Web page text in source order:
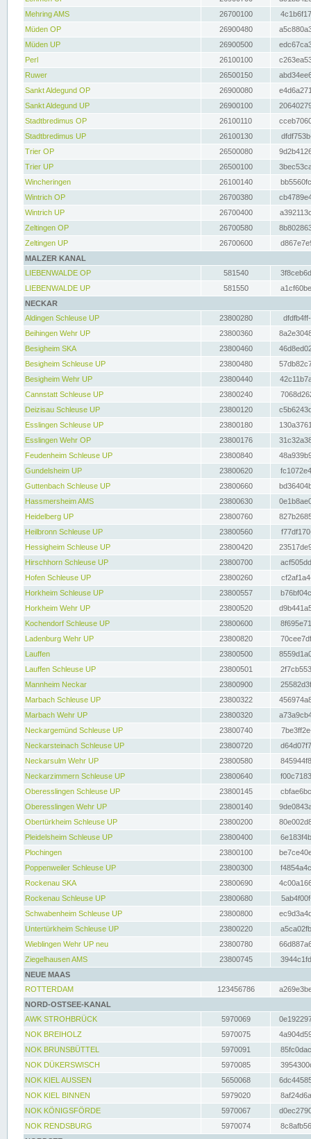
Mehring AMS
26700100
Müden OP
26900480
Müden UP
26900500
Perl
26100100
Ruwer
26500150
Sankt Aldegund OP
26900080
Sankt Aldegund UP
26900100
Stadtbredimus OP
26100110
Stadtbredimus UP
26100130
Trier OP
26500080
Trier UP
26500100
Wincheringen
26100140
Wintrich OP
26700380
Wintrich UP
26700400
Zeltingen OP
26700580
Zeltingen UP
26700600
MALZER KANAL
LIEBENWALDE OP
581540
LIEBENWALDE UP
581550
NECKAR
Aldingen Schleuse UP
23800280
Beihingen Wehr UP
23800360
Besigheim SKA
23800460
Besigheim Schleuse UP
23800480
Besigheim Wehr UP
23800440
Cannstatt Schleuse UP
23800240
Deizisau Schleuse UP
23800120
Esslingen Schleuse UP
23800180
Esslingen Wehr OP
23800176
Feudenheim Schleuse UP
23800840
Gundelsheim UP
23800620
Guttenbach Schleuse UP
23800660
Hassmersheim AMS
23800630
Heidelberg UP
23800760
Heilbronn Schleuse UP
23800560
Hessigheim Schleuse UP
23800420
Hirschhorn Schleuse UP
23800700
Hofen Schleuse UP
23800260
Horkheim Schleuse UP
23800557
Horkheim Wehr UP
23800520
Kochendorf Schleuse UP
23800600
Ladenburg Wehr UP
23800820
Lauffen
23800500
Lauffen Schleuse UP
23800501
Mannheim Neckar
23800900
Marbach Schleuse UP
23800322
Marbach Wehr UP
23800320
Neckargemünd Schleuse UP
23800740
Neckarsteinach Schleuse UP
23800720
Neckarsulm Wehr UP
23800580
Neckarzimmern Schleuse UP
23800640
Oberesslingen Schleuse UP
23800145
Oberesslingen Wehr UP
23800140
Obertürkheim Schleuse UP
23800200
Pleidelsheim Schleuse UP
23800400
Plochingen
23800100
Poppenweiler Schleuse UP
23800300
Rockenau SKA
23800690
Rockenau Schleuse UP
23800680
Schwabenheim Schleuse UP
23800800
Untertürkheim Schleuse UP
23800220
Wieblingen Wehr UP neu
23800780
Ziegelhausen AMS
23800745
NEUE MAAS
ROTTERDAM
123456786
NORD-OSTSEE-KANAL
AWK STROHBRÜCK
5970069
NOK BREIHOLZ
5970075
NOK BRUNSBÜTTEL
5970091
NOK DÜKERSWISCH
5970085
NOK KIEL AUSSEN
5650068
NOK KIEL BINNEN
5979020
NOK KÖNIGSFÖRDE
5970067
NOK RENDSBURG
5970074